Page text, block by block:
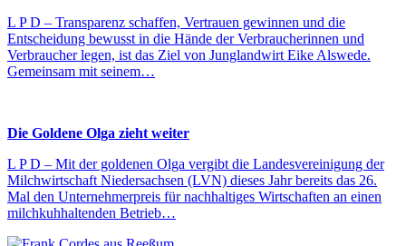
L P D – Transparenz schaffen, Vertrauen gewinnen und die
Entscheidung bewusst in die Hände der Verbraucherinnen und
Verbraucher legen, ist das Ziel von Junglandwirt Eike Alswede.
Gemeinsam mit seinem…
Die Goldene Olga zieht weiter
L P D – Mit der goldenen Olga vergibt die Landesvereinigung der
Milchwirtschaft Niedersachsen (LVN) dieses Jahr bereits das 26.
Mal den Unternehmerpreis für nachhaltiges Wirtschaften an einen
milchkuhhaltenden Betrieb…